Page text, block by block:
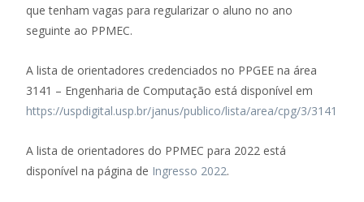
que tenham vagas para regularizar o aluno no ano
seguinte ao PPMEC.
A lista de orientadores credenciados no PPGEE na área
3141 – Engenharia de Computação está disponível em
https://uspdigital.usp.br/janus/publico/lista/area/cpg/3/3141
A lista de orientadores do PPMEC para 2022 está
disponível na página de Ingresso 2022.